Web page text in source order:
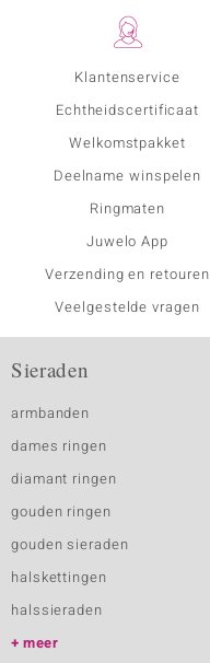
Klantenservice
Echtheidscertificaat
Welkomstpakket
Deelname winspelen
Ringmaten
Juwelo App
Verzending en retouren
Veelgestelde vragen
Sieraden
armbanden
dames ringen
diamant ringen
gouden ringen
gouden sieraden
halskettingen
halssieraden
meer